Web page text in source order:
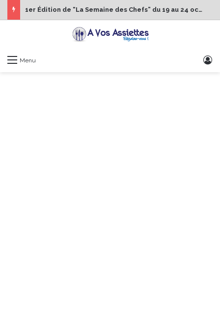
1er Édition de “La Semaine des Chefs” du 19 au 24 octobre 2026
Menu